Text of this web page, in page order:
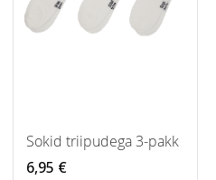
Sokid triipudega 3-pakk
6,95 €